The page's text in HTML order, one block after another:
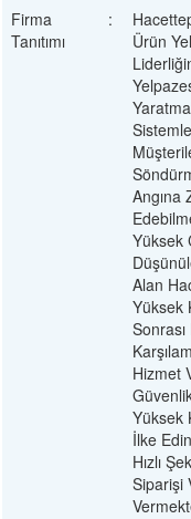
Firma
Tanıtımı
:
Ürün
Angına
Yüksek
Alan
Yüksek
Hizmet
Yüksek
İlke
Hızlı
Siparişi